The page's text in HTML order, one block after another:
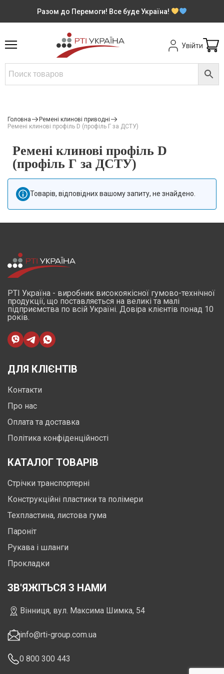
Разом до Перемоги! Все буде Україна!
Увійти
Головна
Ремені клинові приводні
Ремені клинові профіль D (профіль Г за ДСТУ)
Ремені клинові профіль D
(профіль Г за ДСТУ)
Товарів, відповідних вашому запиту, не знайдено.
РТІ Україна - виробник високоякісної гумово-технічної
продукції, що поставляється на великі та малі
підприємства по всій Україні. Довіра клієнтів понад 10
років.
ДЛЯ КЛІЄНТІВ
Контакти
Про нас
Оплата та доставка
Політика конфіденційності
КАТАЛОГ ТОВАРІВ
Стрічки транспортерні
Конструкційні пластики та полімери
Техпластина, листова гума
Пароніт
Рукава і шланги
Прокладки
ЗВ'ЯЖІТЬСЯ З НАМИ
Вінниця, вул. Максима Шимка, 54
info@rti-group.com.ua
0 800 300 443